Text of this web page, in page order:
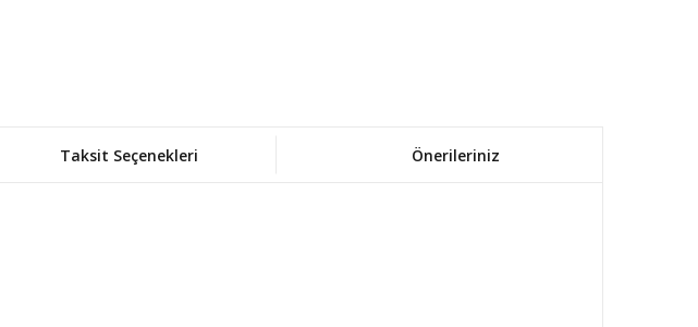
Taksit Seçenekleri Önerileriniz